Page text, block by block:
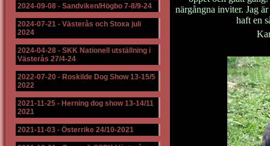
2024-09-08 - Sandviken/Högbo 7-8/9-24
2024-07-21 - Västerås och Stoxa juli
2024
2024-04-28 - SKK Nationell utställning i
Västerås 27/4-24
2022-07-20 - Roskilde Dog Show 13-15/5
2022
2021-11-25 - Herning dog show 13-14/11
2021
2021-11-03 - Österrike 24/10-2021
närgångna inviter. Jag
haft en